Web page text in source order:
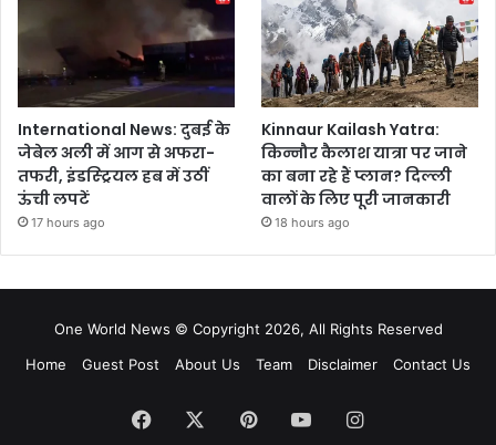
International News: दुबई के
जेबेल अली में आग से अफरा-
तफरी, इंडस्ट्रियल हब में उठीं
ऊंची लपटें
17 hours ago
Kinnaur Kailash Yatra:
किन्नौर कैलाश यात्रा पर जाने
का बना रहे हैं प्लान? दिल्ली
वालों के लिए पूरी जानकारी
18 hours ago
One World News © Copyright 2026, All Rights Reserved
Home
Guest Post About Us Team Disclaimer Contact Us
Facebook PinterestYouTubeInstagram